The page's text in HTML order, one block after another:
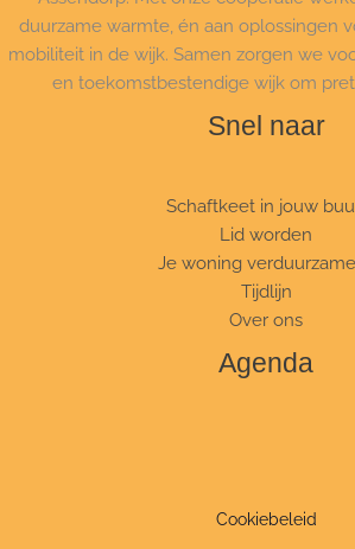
duurzame warmte, én aan oplossingen
mobiliteit in de wijk. Samen zorgen we
en toekomstbestendige wijk om
Snel naar
Schaftkeet in jouw
Lid worden
Je woning
Tijdlijn
Over ons
Agenda
Cookiebeleid